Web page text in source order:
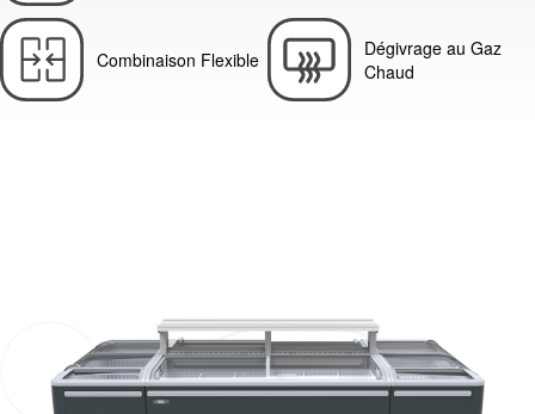
Combinaison Flexible
Dégivrage au Gaz
Chaud